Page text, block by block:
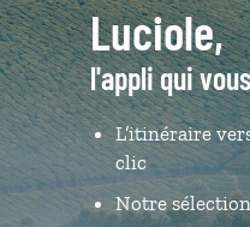
Luciole,
l'appli qui
L’itinéraire
clic
Notre